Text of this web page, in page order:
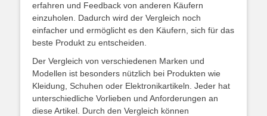
erfahren und Feedback von anderen Käufern
einzuholen. Dadurch wird der Vergleich noch
einfacher und ermöglicht es den Käufern, sich für das
beste Produkt zu entscheiden.
Der Vergleich von verschiedenen Marken und
Modellen ist besonders nützlich bei Produkten wie
Kleidung, Schuhen oder Elektronikartikeln. Jeder hat
unterschiedliche Vorlieben und Anforderungen an
diese Artikel. Durch den Vergleich können